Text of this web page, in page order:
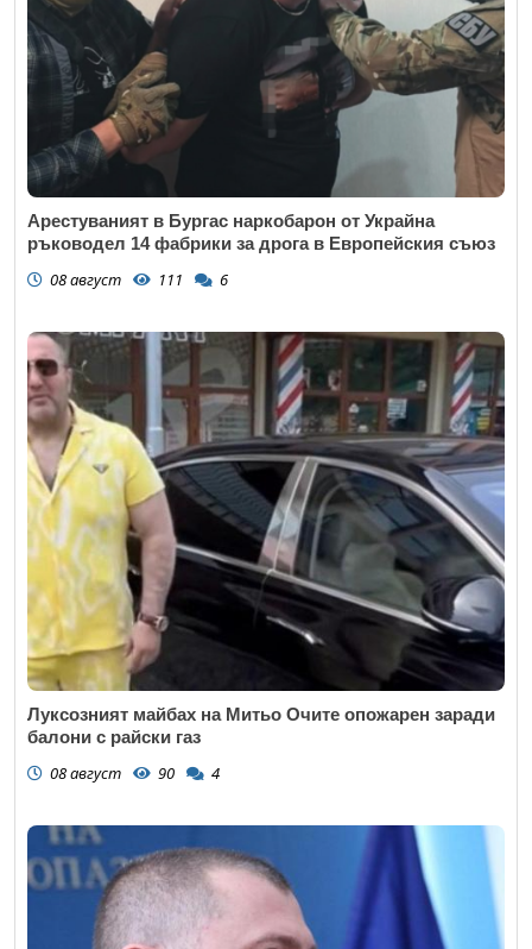
Арестуваният в Бургас наркобарон от Украйна
ръководел 14 фабрики за дрога в Европейския съюз
08 август 111 6
Луксозният майбах на Митьо Очите опожарен заради
балони с райски газ
08 август 90 4